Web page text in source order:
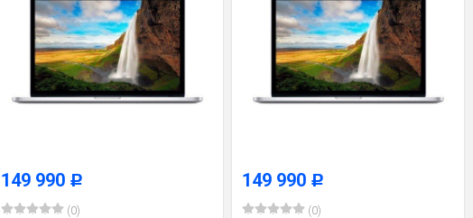
149 990 Р
(0)
149 990 Р
(0)